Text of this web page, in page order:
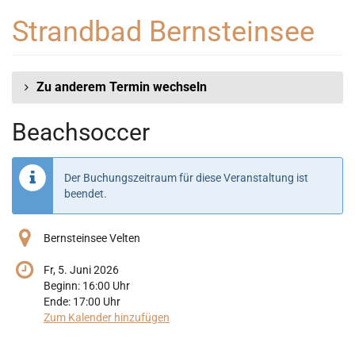
Haupt-
Strandbad Bernsteinsee
Zu anderem Termin wechseln
Beachsoccer
Der Buchungszeitraum für diese Veranstaltung ist
beendet.
Bernsteinsee Velten
Fr, 5. Juni 2026
Beginn: 16:00 Uhr
Ende: 17:00 Uhr
Zum Kalender hinzufügen